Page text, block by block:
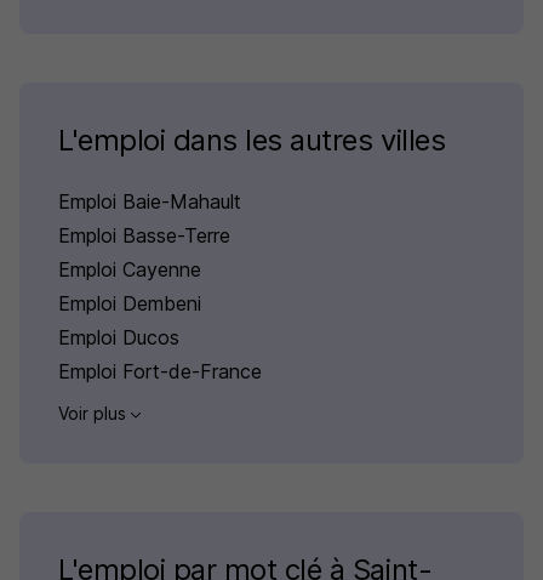
L'emploi dans les autres villes
Emploi Baie-Mahault
Emploi Basse-Terre
Emploi Cayenne
Emploi Dembeni
Emploi Ducos
Emploi Fort-de-France
Voir plus
L'emploi par mot clé à Saint-